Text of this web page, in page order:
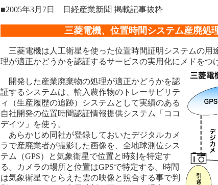
■2005年3月7日 日経産業新聞 掲載記事抜粋
三菱電機、位置時間システム産廃処
三菱電機は人工衛星を使った位置時間証明システムの用
理が適正かどうかを認証するサービスの実用化にメドをつ
開発した産業廃棄物の処理が適正かどうかを認
証するシステムは、輸入農作物のトレーサビリテ
ィ（生産履歴の追跡）システムとして実績のある
自社開発の位置時間認証情報提供システム「ココ
デイツ」を使う。
あらかじめ同社が登録しておいたデジタルカメ
ラで産廃業者が撮影した画像を、全地球測位シス
テム（GPS）と気象衛星で位置と時刻を特定す
る。カメラの場所と位置はGPSで特定する。時間
は気象衛星でとらえた雲の映像と照合する事で判